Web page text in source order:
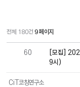
전체 180건 9 페이지
60
[모집]
9시)
CiT코칭연구소